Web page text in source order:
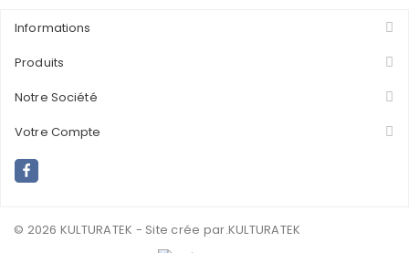
Informations
Produits
Notre Société
Votre Compte
© 2026 KULTURATEK - Site crée par.KULTURATEK